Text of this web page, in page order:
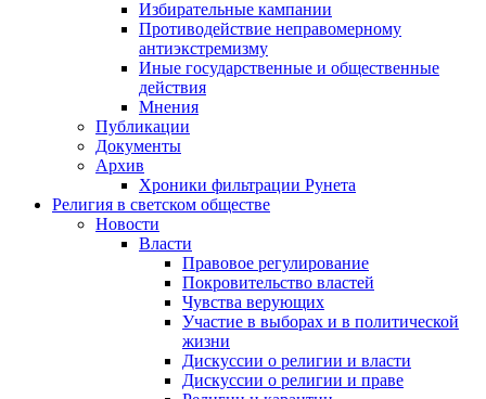
Избирательные кампании
Противодействие неправомерному
антиэкстремизму
Иные государственные и общественные
действия
Мнения
Публикации
Документы
Архив
Хроники фильтрации Рунета
Религия в светском обществе
Новости
Власти
Правовое регулирование
Покровительство властей
Чувства верующих
Участие в выборах и в политической
жизни
Дискуссии о религии и власти
Дискуссии о религии и праве